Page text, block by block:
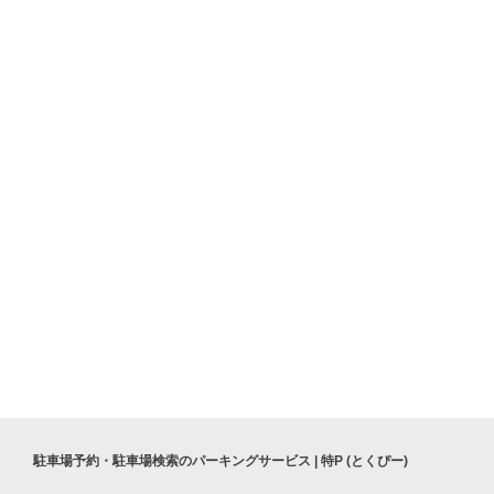
駐車場予約・駐車場検索のパーキングサービス | 特P (とくぴー)